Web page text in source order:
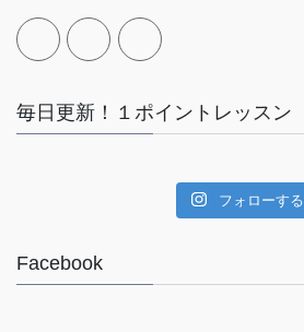
毎日更新！１ポイントレッスン
フォローする
Facebook